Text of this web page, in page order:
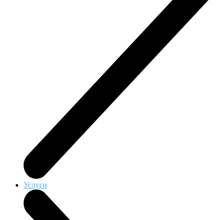
Услуги